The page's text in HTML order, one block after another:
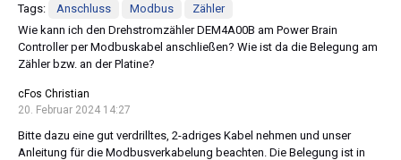
Tags: Anschluss Modbus
Zähler
Wie kann ich den Drehstromzähler DEM4A00B am Power Brain
Controller per Modbuskabel anschließen? Wie ist da die Belegung am
Zähler bzw. an der Platine?
cFos Christian
20. Februar 2024 14:27
Bitte dazu eine gut verdrilltes, 2-adriges Kabel nehmen und unser
Anleitung für die Modbusverkabelung beachten. Die Belegung ist in